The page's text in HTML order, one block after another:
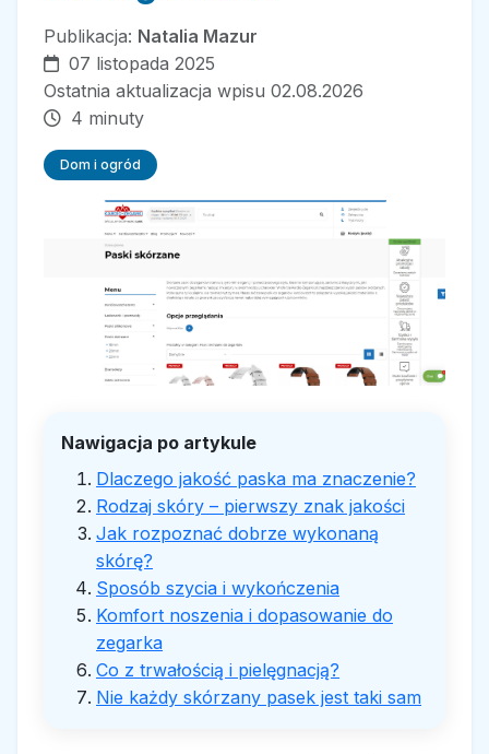
Publikacja: Natalia Mazur
07 listopada 2025
Ostatnia aktualizacja wpisu 02.08.2026
4 minuty
Dom i ogród
Nawigacja po artykule
Dlaczego jakość paska ma znaczenie?
Rodzaj skóry – pierwszy znak jakości
Jak rozpoznać dobrze wykonaną
skórę?
Sposób szycia i wykończenia
Komfort noszenia i dopasowanie do
zegarka
Co z trwałością i pielęgnacją?
Nie każdy skórzany pasek jest taki sam